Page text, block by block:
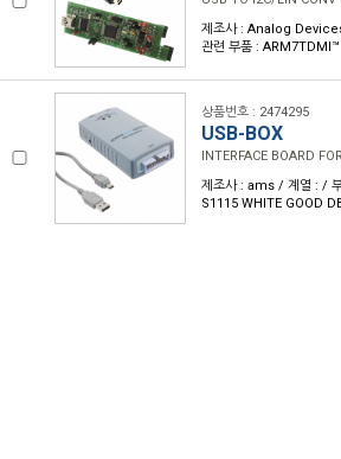
제조사 : Analog
관련 부품 : ARM7TDMI™
상품번호 : 2474295
USB-BOX
INTERFACE BOARD
제조사 : ams / 계열 : /
S1115 WHITE GOOD